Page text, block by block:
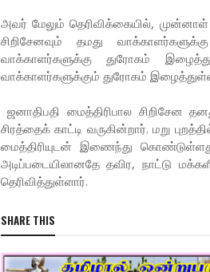
அவர் மேலும் தெரிவிக்கையில், முன்னாள்
சிறிசேனவும் தமது
வாக்காளர்களுக்கு துரோகம்
வாக்காளர்களுக்கும் துரோகம்
ஜனாதிபதி மைத்திரிபால சிறிசேன
சிரத்தைக் காட்டி வருகின்றார். மறு
மைத்திரியுடன் இணைந்து
அடிப்படையிலானதே தவிர, நாட்டு
தெரிவித்துள்ளார்.
SHARE THIS